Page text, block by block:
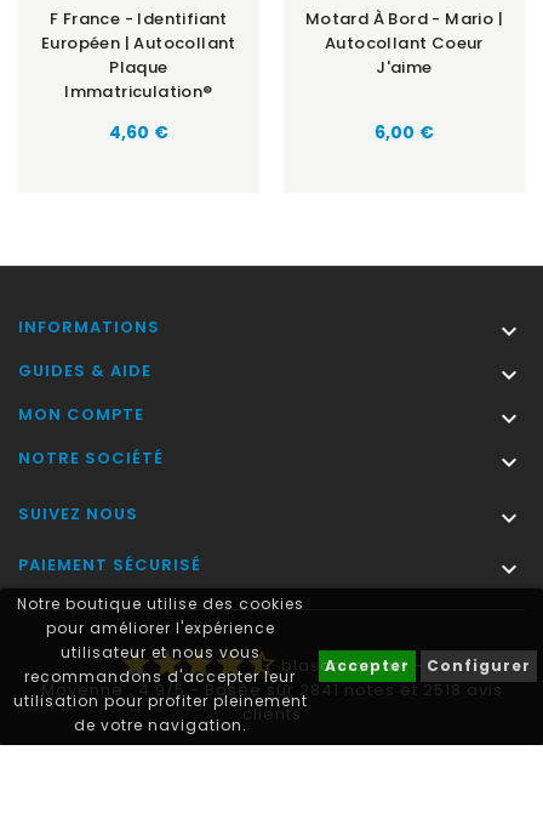
Notre boutique utilise des cookies
pour améliorer l'expérience
utilisateur et nous vous
recommandons d'accepter leur
utilisation pour profiter pleinement
de votre navigation.
Accepter Configurer
F France - Identifiant
Européen | Autocollant
Plaque
Immatriculation®
Prix
4,60 €
Motard À Bord - Mario |
Autocollant Coeur
J'aime
Prix
6,00 €
INFORMATIONS 
GUIDES & AIDE 
MON COMPTE 
NOTRE SOCIÉTÉ 
SUIVEZ NOUS 
PAIEMENT SÉCURISÉ 
starstarstarstarstar_half blasonimmat® -
Moyenne :4.9/5- Basée sur 2841notes et2518avis
clients